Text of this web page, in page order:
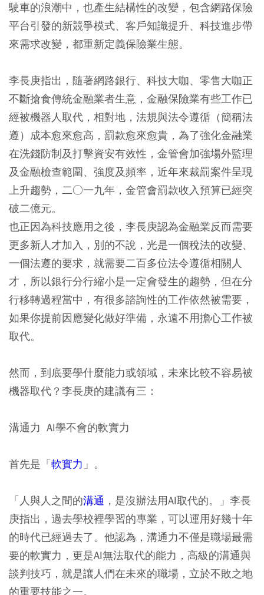
駛車的浪潮中，也產生結構性的改變，包含網路保險
平台引發的新競爭模式、客戶知識提升、科技進步帶
來需求改變，都重新定義保險業生態。
李長庚指出，隨著網路銀行、科技大咖、零售大咖正
不斷搶食傳統金融業者生意，金融保險業有些工作已
經被機器人取代，相對地，法規與法令遵循（簡稱法
遵）成本愈來愈高，罰款愈來愈貴，為了強化金融業
在洗錢防制及打擊資安有效性，金管會加強場外監理
及金融檢查範圍、強度及頻率，近年來裁罰案件呈現
上升趨勢，二○一九年，金管會罰款收入預算已經突
破二億元。
也正因為科技應用之後，李長庚認為金融業反而需要
更多新人才加入，別的不說，光是一個稅法的改變、
一個法遵的要求，就需要二百多位法令遵循相關人
才，所以銀行分行縮小是一定會發生的趨勢，但在分
行移轉過程當中，有很多諮詢性的工作依然被需要，
如果你提前因應變化做好準備，永遠不用擔心工作被
取代。
然而，到底要學什麼能力或領域，未來比較不容易被
機器取代？李長庚的建議有三：
溝通力 AI學不會的軟實力
首先是「軟實力 」。
「人與人之間的溝通 ，是沒辦法用AI取代的。」李長
庚指出，過去學校裡學習的專業，可以運用好幾十年
的時代已經過去了。他認為，溝通力不僅是職場最需
要的軟實力，更是AI無法取代的能力，高級的溝通與
談判技巧，就是讓人們在未來的職場，立於不敗之地
的重要技能之一。